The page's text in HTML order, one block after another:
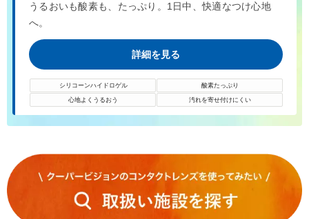
うるおいも酸素も、たっぷり。1日中、快適なつけ心地
へ。
詳細を見る
シリコーンハイドロゲル 酸素たっぷり
心地よくうるおう 汚れを寄せ付けにくい